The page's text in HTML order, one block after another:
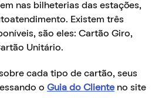
nas bilheterias das estações,
Existem três
são eles: Cartão Giro,
Unitário.
cada tipo de cartão, seus
o Guia do Cliente no site